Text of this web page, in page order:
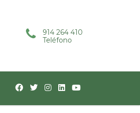
914 264 410
Teléfono